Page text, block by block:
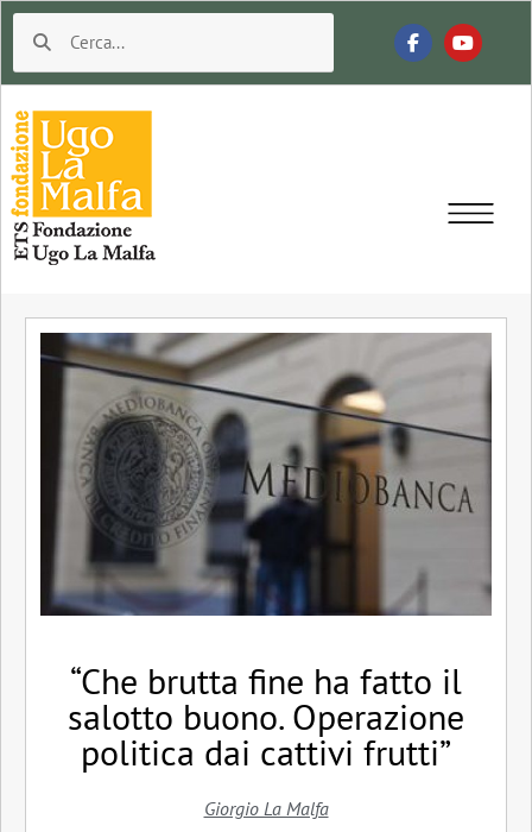
“Che brutta fine ha fatto il
salotto buono. Operazione
politica dai cattivi frutti”
Giorgio La Malfa